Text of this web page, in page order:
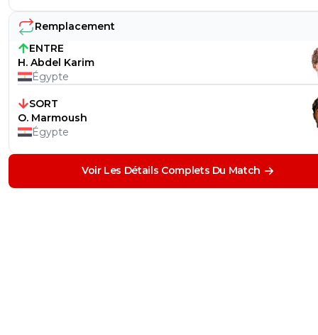
Remplacement
ENTRE
H. Abdel Karim
Égypte
SORT
O. Marmoush
Égypte
Voir Les Détails Complets Du Match